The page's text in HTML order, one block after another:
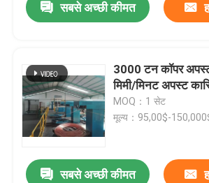
सबसे अच्छी कीमत
3000 टन कॉपर
मिमी/मिनट अपस्ट
MOQ：1 सेट
मूल्य：95,00$-
सबसे अच्छी कीमत